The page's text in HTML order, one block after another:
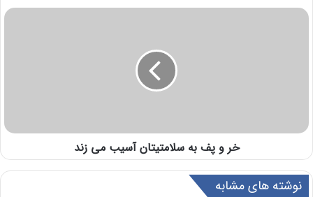
خر و پف به سلامتیتان آسیب می زند
نوشته های مشابه